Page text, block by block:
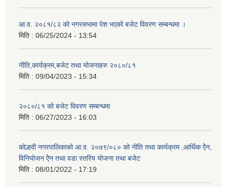
आ.व. २०८१/८२ को नगरसभामा पेश भएको बजेट विवरण सम्बन्धमा ।
मिति : 06/25/2024 - 13:54
नीति,कार्यक्रम,बजेट तथा योजनाहरु २०८०/८१
मिति : 09/04/2023 - 15:34
२०८०/८१ को बजेट विवरण सम्बन्धमा
मिति : 06/27/2023 - 16:03
कोल्हवी नगरपालिकाको आ.व. २०७९/०८० को नीति तथा कार्यक्रम ,आर्थिक ऐेन,
विनियोजन ऐेन तथा वडा स्तरिय योजना तथा बजेट
मिति : 08/01/2022 - 17:19